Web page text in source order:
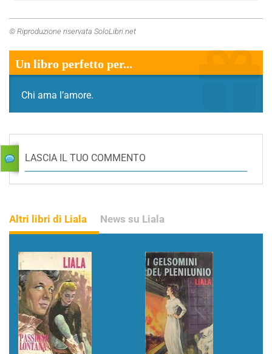
© Riproduzione riservata SoloLibri.net
Un libro perfetto per...
Chi ama l’amore.
LASCIA IL TUO COMMENTO
Altri libri di Liala News su Liala